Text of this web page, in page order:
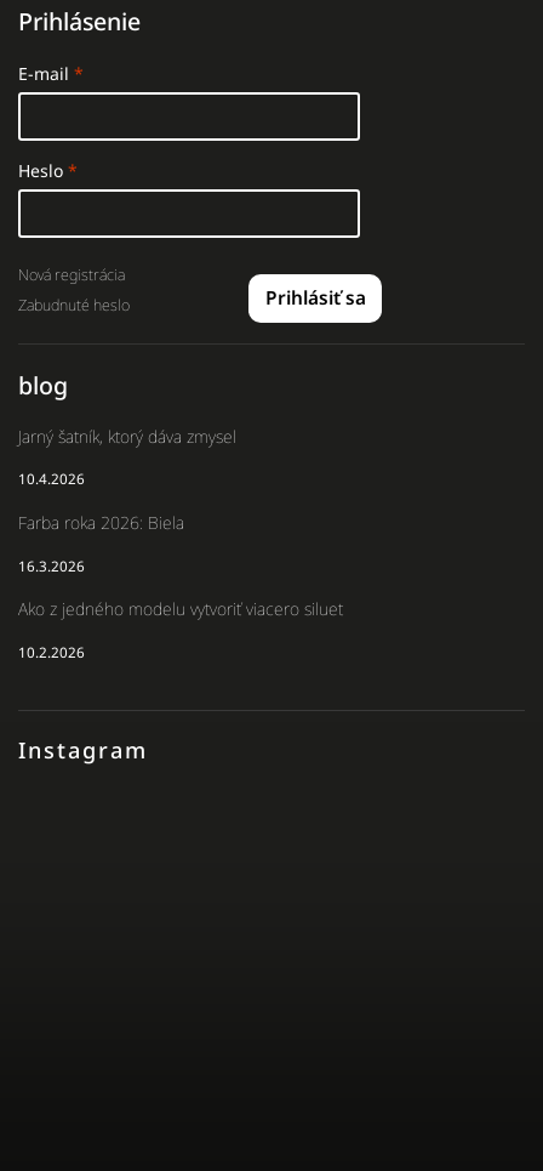
Instagram
Prihlásenie
E-mail
Heslo
Prihlásiť sa
Nová registrácia
Zabudnuté heslo
blog
Jarný šatník, ktorý dáva zmysel
10.4.2026
Farba roka 2026: Biela
16.3.2026
Ako z jedného modelu vytvoriť viacero siluet
10.2.2026